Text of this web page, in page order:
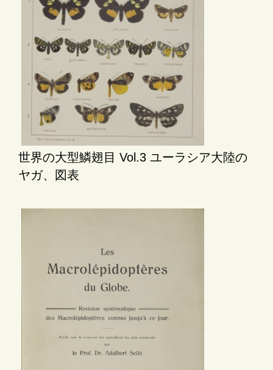
世界の大型鱗翅目 Vol.3 ユーラシア大陸の
ヤガ、図表